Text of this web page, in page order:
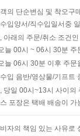
의 단순변심 및 착오구
입양서/직수입일서중
아래의 주문/취소 조건
늘 00시 ~ 06시 30분
늘 06시 30분 이후 주
입 음반/영상물/기프트
당일 00시~13시 사이의
포장은 택배 배송이
자의 책임 있는 사유로